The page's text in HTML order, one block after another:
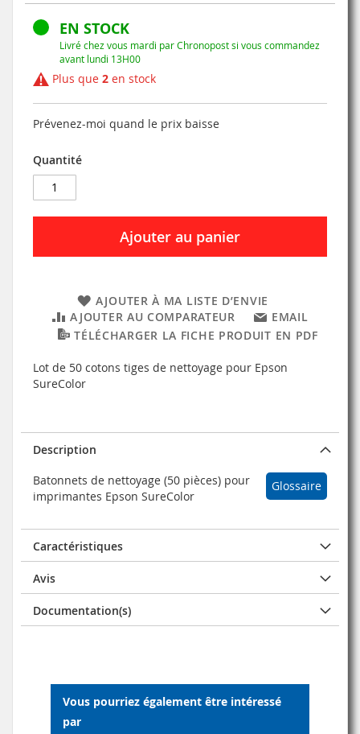
EN STOCK
Livré chez vous mardi par Chronopost si vous commandez
avant lundi 13H00
Plus que 2 en stock
Prévenez-moi quand le prix baisse
Quantité
Ajouter au panier
AJOUTER À MA LISTE D’ENVIE
AJOUTER AU COMPARATEUR
EMAIL
TÉLÉCHARGER LA FICHE PRODUIT EN PDF
Lot de 50 cotons tiges de nettoyage pour Epson
SureColor
Description
Glossaire
Batonnets de nettoyage (50 pièces) pour
imprimantes Epson SureColor
Caractéristiques
Avis
Documentation(s)
Vous pourriez également être intéressé
par